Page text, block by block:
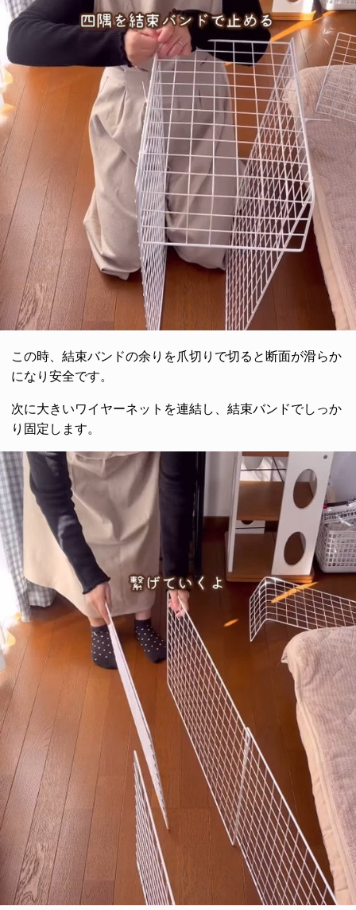
この時、結束バンドの余りを爪切りで切ると断面が滑らか
になり安全です。
次に大きいワイヤーネットを連結し、結束バンドでしっか
り固定します。